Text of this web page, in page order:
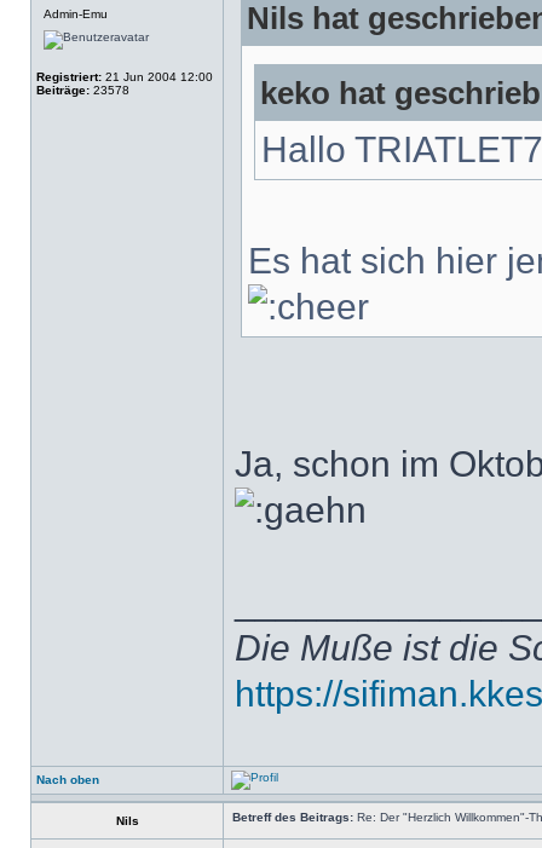
Admin-Emu
Registriert: 21 Jun 2004 12:00
Beiträge: 23578
Nils hat
keko hat
Hallo
Es hat sich hier
Ja, schon im
Die Muße ist die
https://
Nach oben
Nils Betreff des Beitrags: Re: Der "Herzlich Willkommen"-